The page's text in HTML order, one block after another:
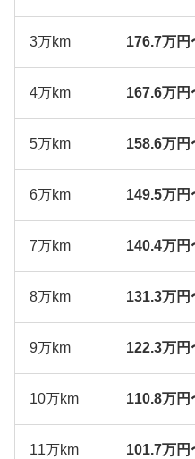
3万km 176.7万円
4万km 167.6万円
5万km 158.6万円
6万km 149.5万円
7万km 140.4万円
8万km 131.3万円
9万km 122.3万円
10万km 110.8万円
11万km 101.7万円